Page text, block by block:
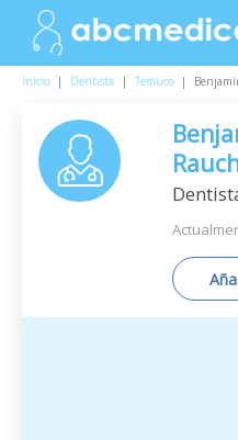
Inicio | Dentista | Temuco |